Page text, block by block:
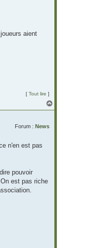
aient
[ Tout lire ]
a
Forum : News
n'en est pas
pouvoir
est pas riche